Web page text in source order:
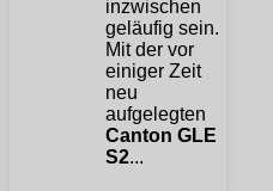
inzwischen
geläufig sein.
Mit der vor
einiger Zeit
neu
aufgelegten
Canton GLE
S2...